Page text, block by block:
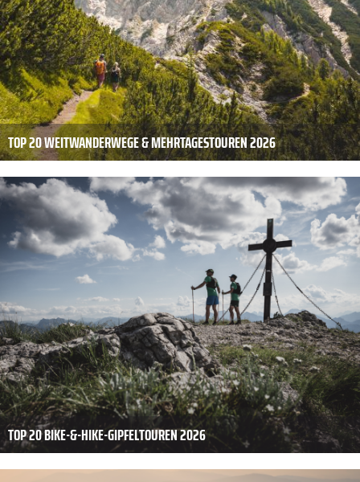
TOP 20 WEITWANDERWEGE & MEHRTAGESTOUREN 2026
TOP 20 BIKE-&-HIKE-GIPFELTOUREN 2026